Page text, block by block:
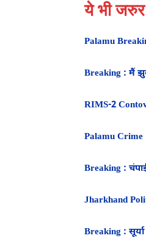
ये भी
Palamu
Breaking : मैं
RIMS-2
Palamu Crime
Breaking :
Jharkhand
Breaking :